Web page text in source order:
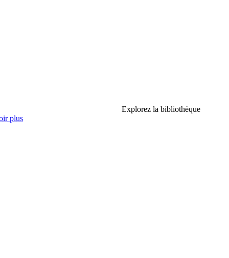
Explorez la bibliothèque
plus